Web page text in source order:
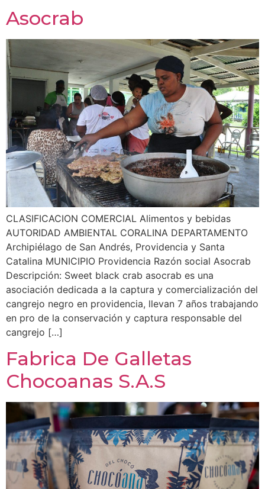
Asocrab
CLASIFICACION COMERCIAL Alimentos y bebidas
AUTORIDAD AMBIENTAL CORALINA DEPARTAMENTO
Archipiélago de San Andrés, Providencia y Santa
Catalina MUNICIPIO Providencia Razón social Asocrab
Descripción: Sweet black crab asocrab es una
asociación dedicada a la captura y comercialización del
cangrejo negro en providencia, llevan 7 años trabajando
en pro de la conservación y captura responsable del
cangrejo […]
Fabrica De Galletas
Chocoanas S.A.S